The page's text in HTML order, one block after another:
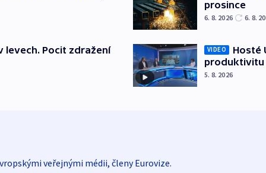
levech. Pocit zdražení
prosince
6. 8. 2026 6. 8.
VIDEO
Hosté
produktivitu
5. 8. 2026
veřejnými médii, členy Eurovize.